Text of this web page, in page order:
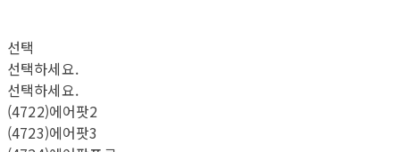
선택
선택하세요.
선택하세요.
(4722)에어팟2
(4723)에어팟3